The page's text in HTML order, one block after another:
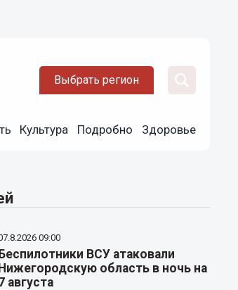
Выбрать регион
Культура Подробно Здоровье
09:00
Беспилотники ВСУ атаковали
Нижегородскую область в ночь на
августа